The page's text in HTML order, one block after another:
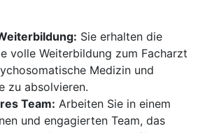
Sie erhalten die
volle Weiterbildung zum Facharzt
Medizin und
zu absolvieren.
Team: Arbeiten Sie in einem
und engagierten Team, das